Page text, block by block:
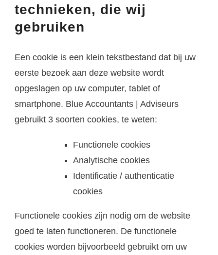
technieken, die wij
gebruiken
Een cookie is een klein tekstbestand dat bij uw
eerste bezoek aan deze website wordt
opgeslagen op uw computer, tablet of
smartphone. Blue Accountants | Adviseurs
gebruikt 3 soorten cookies, te weten:
Functionele cookies
Analytische cookies
Identificatie / authenticatie
cookies
Functionele cookies zijn nodig om de website
goed te laten functioneren. De functionele
cookies worden bijvoorbeeld gebruikt om uw